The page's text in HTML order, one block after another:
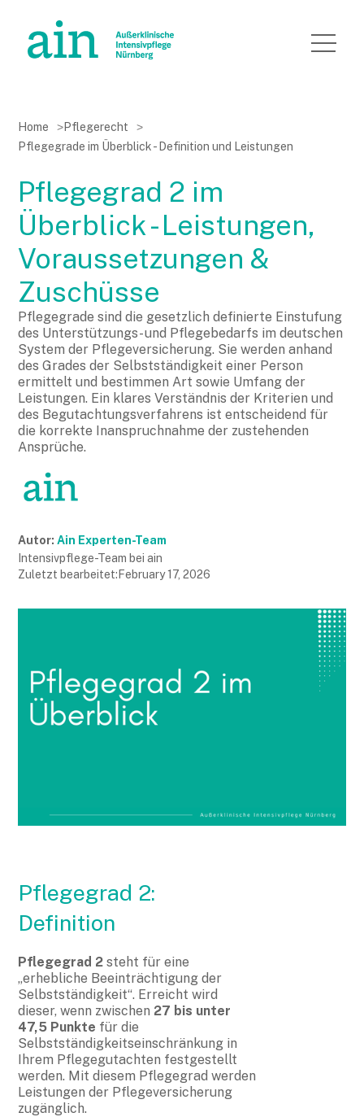
Home >Pflegerecht
>
Pflegegrade im Überblick - Definition und Leistungen
Pflegegrad 2 im
Überblick - Leistungen,
Voraussetzungen &
Zuschüsse
Pflegegrade sind die gesetzlich definierte Einstufung
des Unterstützungs- und Pflegebedarfs im deutschen
System der Pflegeversicherung. Sie werden anhand
des Grades der Selbstständigkeit einer Person
ermittelt und bestimmen Art sowie Umfang der
Leistungen. Ein klares Verständnis der Kriterien und
des Begutachtungsverfahrens ist entscheidend für
die korrekte Inanspruchnahme der zustehenden
Ansprüche.
Autor:Ain Experten-Team
Intensivpflege-Team bei ain
Zuletzt bearbeitet: February 17, 2026
Pflegegrad 2:
Definition
Pflegegrad 2 steht für eine
„erhebliche Beeinträchtigung der
Selbstständigkeit“. Erreicht wird
dieser, wenn zwischen 27 bis unter
47,5 Punkte für die
Selbstständigkeitseinschränkung in
Ihrem Pflegegutachten festgestellt
werden. Mit diesem Pflegegrad werden
Leistungen der Pflegeversicherung
zugänglich.